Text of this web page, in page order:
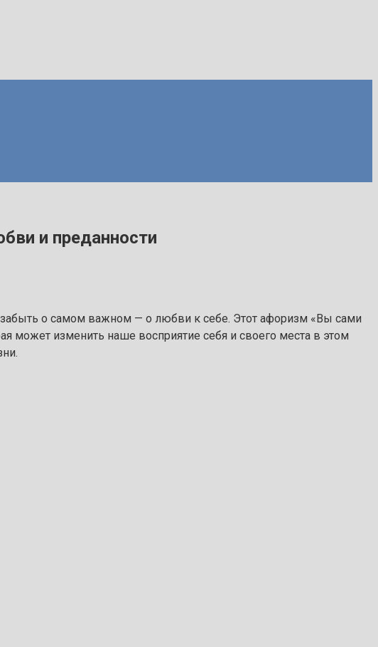
и преданности
о самом важном — о любви к себе. Этот афоризм «Вы сами
может изменить наше восприятие себя и своего места в этом